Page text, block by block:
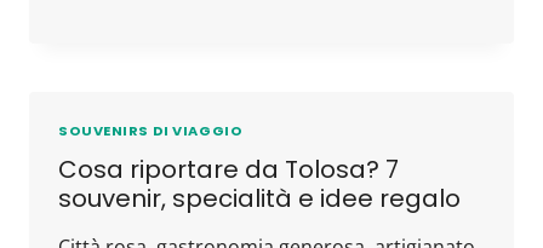
SOUVENIRS DI VIAGGIO
Cosa riportare da Tolosa? 7
souvenir, specialità e idee regalo